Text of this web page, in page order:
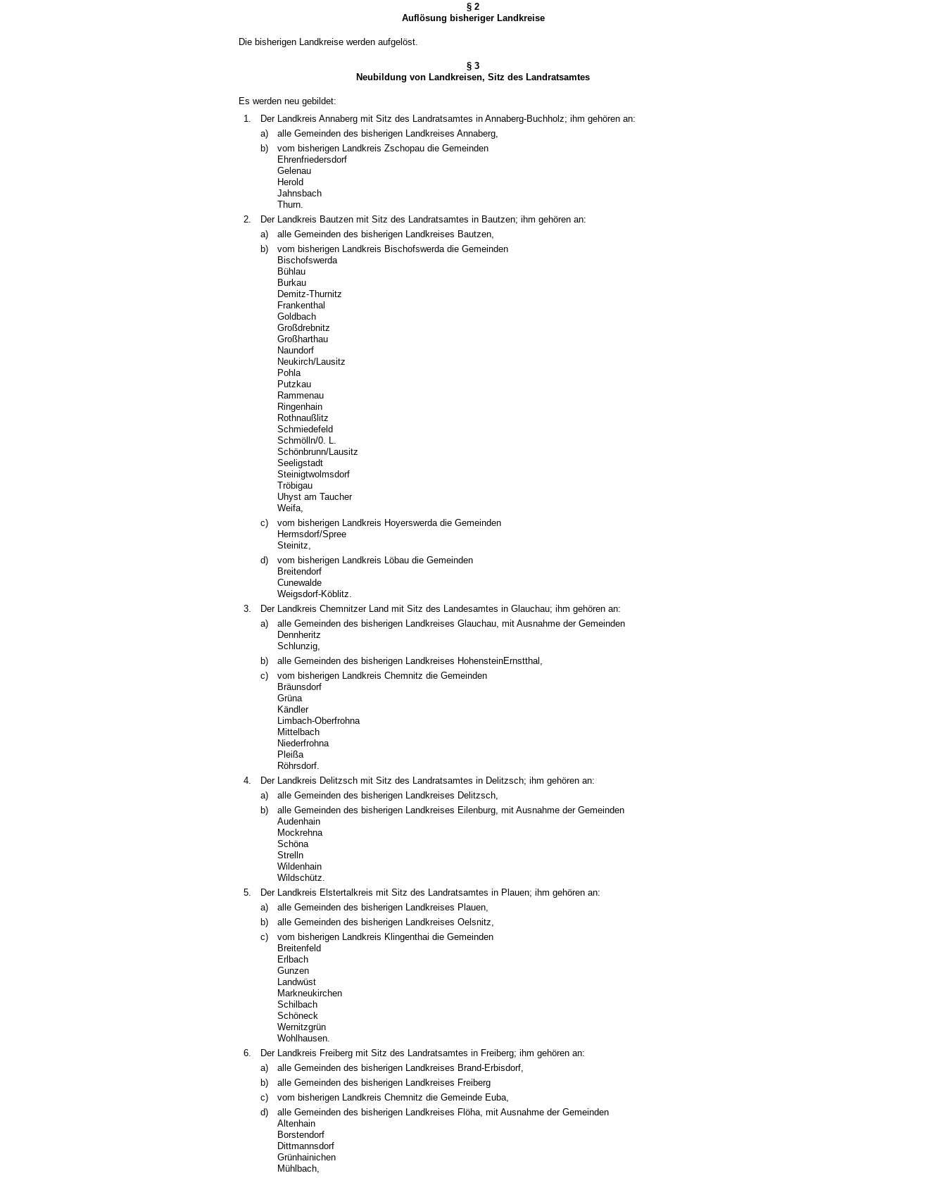
§ 2
Auflösung bisheriger Landkreise
Die bisherigen Landkreise werden aufgelöst.
§ 3
Neubildung von Landkreisen, Sitz des Landratsamtes
Es werden neu gebildet:
1.
Der Landkreis Annaberg mit Sitz des Landratsamtes in Annaberg-Buchholz; ihm gehören an:
a)
alle Gemeinden des bisherigen Landkreises Annaberg,
b)
vom bisherigen Landkreis Zschopau die Gemeinden
Ehrenfriedersdorf
Gelenau
Herold
Jahnsbach
Thurn.
2.
Der Landkreis Bautzen mit Sitz des Landratsamtes in Bautzen; ihm gehören an:
a)
alle Gemeinden des bisherigen Landkreises Bautzen,
b)
vom bisherigen Landkreis Bischofswerda die Gemeinden
Bischofswerda
Bühlau
Burkau
Demitz-Thurnitz
Frankenthal
Goldbach
Großdrebnitz
Großharthau
Naundorf
Neukirch/Lausitz
Pohla
Putzkau
Rammenau
Ringenhain
Rothnaußlitz
Schmiedefeld
Schmölln/0. L.
Schönbrunn/Lausitz
Seeligstadt
Steinigtwolmsdorf
Tröbigau
Uhyst am Taucher
Weifa,
c)
vom bisherigen Landkreis Hoyerswerda die Gemeinden
Hermsdorf/Spree
Steinitz,
d)
vom bisherigen Landkreis Löbau die Gemeinden
Breitendorf
Cunewalde
Weigsdorf-Köblitz.
3.
Der Landkreis Chemnitzer Land mit Sitz des Landesamtes in Glauchau; ihm gehören an:
a)
alle Gemeinden des bisherigen Landkreises Glauchau, mit Ausnahme der Gemeinden
Dennheritz
Schlunzig,
b)
alle Gemeinden des bisherigen Landkreises HohensteinErnstthal,
c)
vom bisherigen Landkreis Chemnitz die Gemeinden
Bräunsdorf
Grüna
Kändler
Limbach-Oberfrohna
Mittelbach
Niederfrohna
Pleißa
Röhrsdorf.
4.
Der Landkreis Delitzsch mit Sitz des Landratsamtes in Delitzsch; ihm gehören an:
a)
alle Gemeinden des bisherigen Landkreises Delitzsch,
b)
alle Gemeinden des bisherigen Landkreises Eilenburg, mit Ausnahme der Gemeinden
Audenhain
Mockrehna
Schöna
Strelln
Wildenhain
Wildschütz.
5.
Der Landkreis Elstertalkreis mit Sitz des Landratsamtes in Plauen; ihm gehören an:
a)
alle Gemeinden des bisherigen Landkreises Plauen,
b)
alle Gemeinden des bisherigen Landkreises Oelsnitz,
c)
vom bisherigen Landkreis Klingenthai die Gemeinden
Breitenfeld
Erlbach
Gunzen
Landwüst
Markneukirchen
Schilbach
Schöneck
Wernitzgrün
Wohlhausen.
6.
Der Landkreis Freiberg mit Sitz des Landratsamtes in Freiberg; ihm gehören an:
a)
alle Gemeinden des bisherigen Landkreises Brand-Erbisdorf,
b)
alle Gemeinden des bisherigen Landkreises Freiberg
c)
vom bisherigen Landkreis Chemnitz die Gemeinde Euba,
d)
alle Gemeinden des bisherigen Landkreises Flöha, mit Ausnahme der Gemeinden
Altenhain
Borstendorf
Dittmannsdorf
Grünhainichen
Mühlbach,